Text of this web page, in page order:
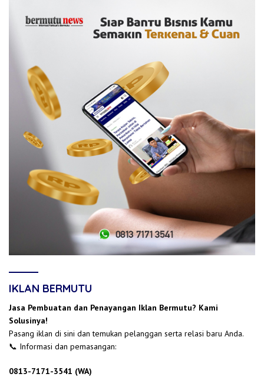
IKLAN BERMUTU
Jasa Pembuatan dan Penayangan Iklan Bermutu? Kami
Solusinya!
Pasang iklan di sini dan temukan pelanggan serta relasi baru Anda.
📞 Informasi dan pemasangan:
0813-7171-3541 (WA)